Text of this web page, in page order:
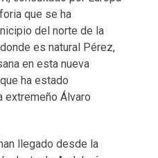
que se ha
del norte de la
es natural Pérez,
en esta nueva
ha estado
extremeño Álvaro
llegado desde la